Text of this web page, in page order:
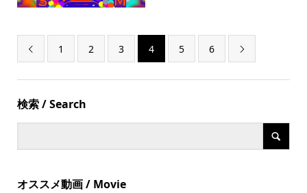
 1 2 3 4 5 6 
検索 / Search
オススメ動画 / Movie